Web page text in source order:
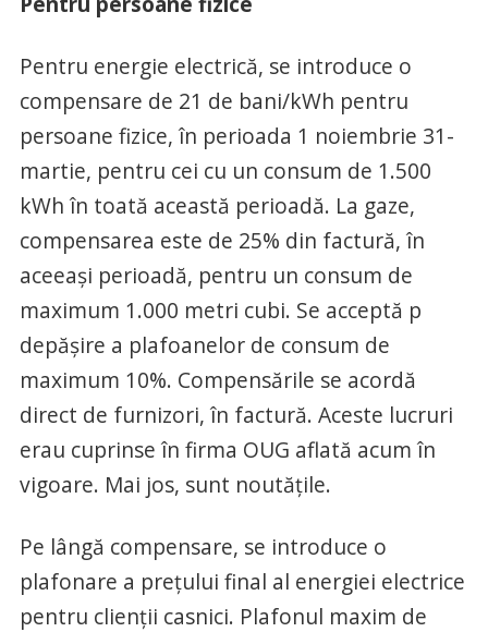
Pentru energie electrică, se introduce o
compensare de 21 de bani/kWh pentru
persoane fizice, în perioada 1 noiembrie 31-
martie, pentru cei cu un consum de 1.500
kWh în toată această perioadă. La gaze,
compensarea este de 25% din factură, în
aceeași perioadă, pentru un consum de
maximum 1.000 metri cubi. Se acceptă p
depășire a plafoanelor de consum de
maximum 10%. Compensările se acordă
direct de furnizori, în factură. Aceste lucruri
erau cuprinse în firma OUG aflată acum în
vigoare. Mai jos, sunt noutățile.
Pe lângă compensare, se introduce o
plafonare a prețului final al energiei electrice
pentru clienții casnici. Plafonul maxim de